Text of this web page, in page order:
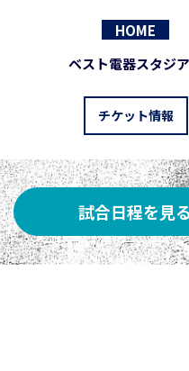
HOME
ベスト電器スタジ
チケット情報
試合日程を見る